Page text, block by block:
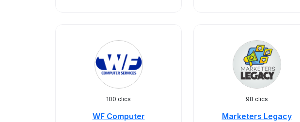
100 clics
WF Computer
98 clics
Marketers Legacy